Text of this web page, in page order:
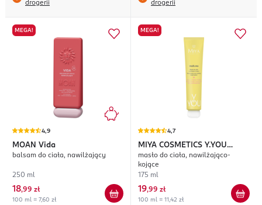
drogerii
drogerii
MEGA!
4,9
MOAN Vida
balsam do ciała, nawilżający
250 ml
18,99 zł
100 ml = 7,60 zł
MEGA!
4,7
MIYA COSMETICS Y.YOU
melt.me
masło do ciała, nawilżająco-
kojące
175 ml
19,99 zł
100 ml = 11,42 zł